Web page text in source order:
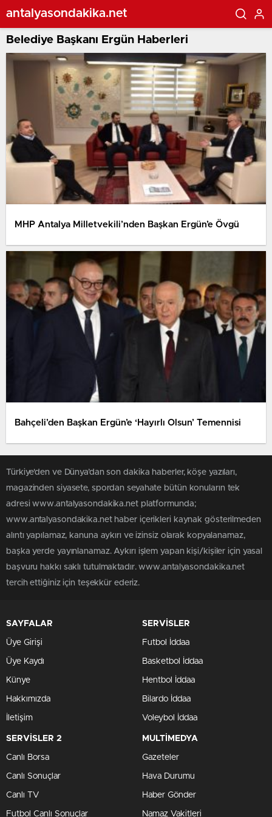
antalyasondakika.net
Belediye Başkanı Ergün Haberleri
MHP Antalya Milletvekili’nden Başkan Ergün’e Övgü
Bahçeli’den Başkan Ergün’e ‘Hayırlı Olsun’ Temennisi
Türkiye'den ve Dünya’dan son dakika haberler, köşe yazıları,
magazinden siyasete, spordan seyahate bütün konuların tek
adresi www.antalyasondakika.net platformunda;
www.antalyasondakika.net haber içerikleri kaynak gösterilmeden
alıntı yapılamaz, kanuna aykırı ve izinsiz olarak kopyalanamaz,
başka yerde yayınlanamaz. Aykırı işlem yapan kişi/kişiler için yasal
başvuru hakkı saklı tutulmaktadır. www.antalyasondakika.net
tercih ettiğiniz için teşekkür ederiz.
SAYFALAR
Üye Girişi
Üye Kaydı
Künye
Hakkımızda
İletişim
SERVİSLER
Futbol İddaa
Basketbol İddaa
Hentbol İddaa
Bilardo İddaa
Voleybol İddaa
SERVİSLER 2
Canlı Borsa
Canlı Sonuçlar
Canlı TV
Futbol Canlı Sonuçlar
MULTİMEDYA
Gazeteler
Hava Durumu
Haber Gönder
Namaz Vakitleri